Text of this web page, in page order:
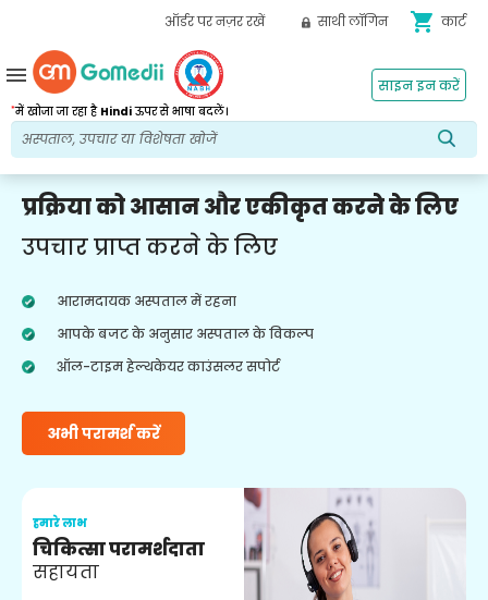
ऑर्डर पर नज़र रखें साथी लॉगिन shopping_cart कार्ट
*में खोजा जा रहा है Hindiऊपर से भाषा बदलें।
साइन इन करें
menu
प्रक्रिया को आसान और एकीकृत करने के लिए
उपचार प्राप्त करने के लिए
आरामदायक अस्पताल में रहना
आपके बजट के अनुसार अस्पताल के विकल्प
ऑल-टाइम हेल्थकेयर काउंसलर सपोर्ट
अभी परामर्श करें
हमारे लाभ
चिकित्सा परामर्शदाता
सहायता